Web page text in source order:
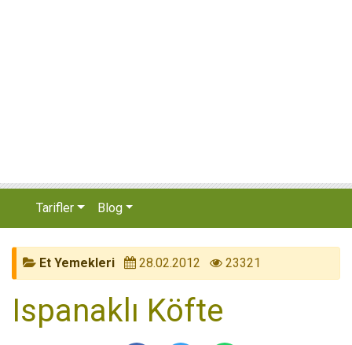
Tarifler Blog
Et Yemekleri 28.02.2012 23321
Ispanaklı Köfte